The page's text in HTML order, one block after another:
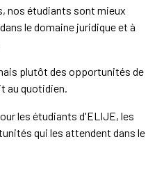
nos étudiants sont mieux
le domaine juridique et à
plutôt des opportunités de
au quotidien.
les étudiants d'ELIJE, les
qui les attendent dans le